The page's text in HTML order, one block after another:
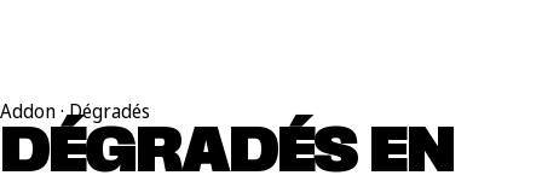
Addon · Dégradés
DÉGRADÉS EN